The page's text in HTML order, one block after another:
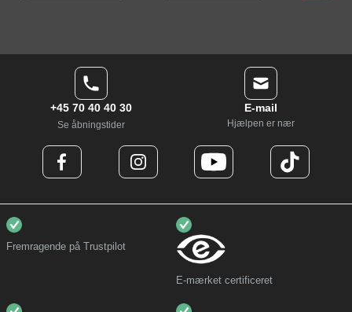
+45 70 40 40 30
Se åbningstider
E-mail
Hjælpen er nær
Fremragende på Trustpilot
E-mærket certificeret